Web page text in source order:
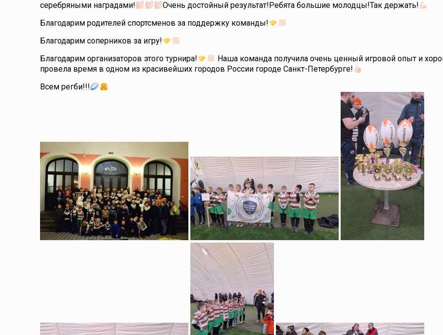
серебряными наградами!
Очень достойный результат!Ребята большие молодцы!Так держать!
Благодарим родителей спортсменов за поддержку команды!
Благодарим соперников за игру!
Благодарим организаторов этого турнира!
Наша команда получила очень ценный игровой опыт и
провела время в одном из красивейших городов России городе Санкт-Петербурге!
Всем регби!!!